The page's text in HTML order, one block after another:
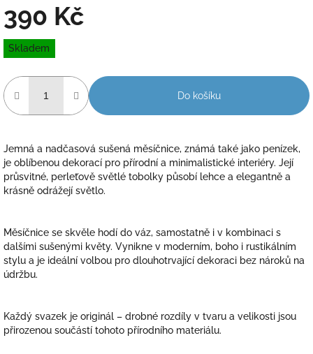
390 Kč
Měrná
cena:
Skladem
Do košíku
Jemná a nadčasová sušená měsíčnice, známá také jako penízek,
je oblíbenou dekorací pro přírodní a minimalistické interiéry. Její
průsvitné, perleťově světlé tobolky působí lehce a elegantně a
krásně odrážejí světlo.
Měsíčnice se skvěle hodí do váz, samostatně i v kombinaci s
dalšími sušenými květy. Vynikne v moderním, boho i rustikálním
stylu a je ideální volbou pro dlouhotrvající dekoraci bez nároků na
údržbu.
Každý svazek je originál – drobné rozdíly v tvaru a velikosti jsou
přirozenou součástí tohoto přírodního materiálu.